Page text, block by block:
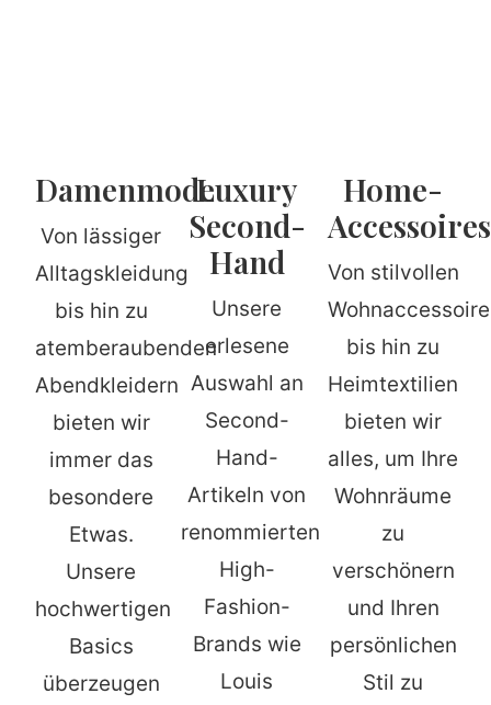
Damenmode
Von lässiger
Alltagskleidung
bis hin zu
atemberaubenden
Abendkleidern
bieten wir
immer das
besondere
Etwas.
Unsere
hochwertigen
Basics
überzeugen
Luxury
Second-
Hand
Unsere
erlesene
Auswahl an
Second-
Hand-
Artikeln von
renommierten
High-
Fashion-
Brands wie
Louis
Home-
Accessoires
Von stilvollen
bis hin zu
Heimtextilien
bieten wir
alles, um Ihre
Wohnräume
zu
verschönern
und Ihren
persönlichen
Stil zu